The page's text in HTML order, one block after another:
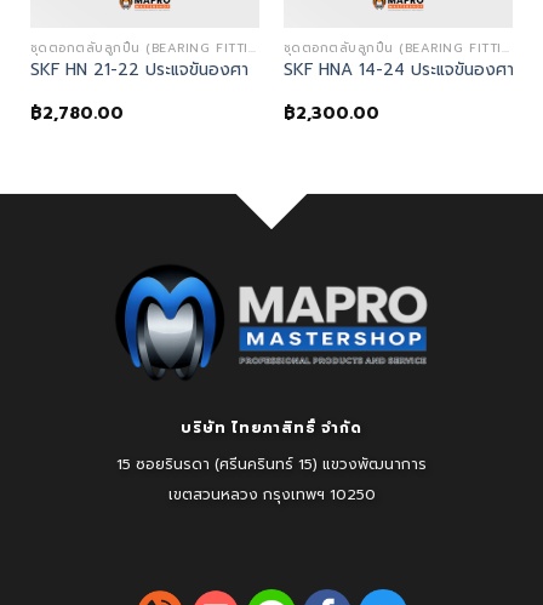
ชุดตอกตลับลูกปืน (BEARING FITTING TOOLS)
SKF HN 21-22 ประแจขันองศา
฿2,780.00
ชุดตอกตลับลูกปืน (BEARING FITTING TOOLS)
SKF HNA 14-24 ประแจขันองศา
฿2,300.00
บริษัท ไทยภาสิทธิ์ จำกัด
15 ซอยรินรดา (ศรีนครินทร์ 15) แขวงพัฒนาการ
เขตสวนหลวง กรุงเทพฯ 10250